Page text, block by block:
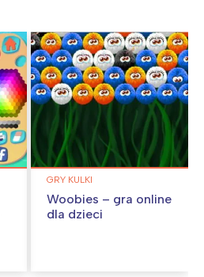
GRY KULKI
Woobies – gra online
dla dzieci